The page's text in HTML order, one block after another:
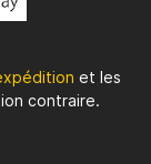
et les
contraire.